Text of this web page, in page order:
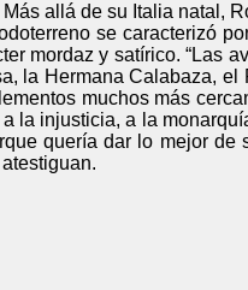
allá de su Italia natal,
se caracterizó
mordaz y satírico. “Las
la Hermana Calabaza,
muchos más
la injusticia, a la
quería dar lo mejor